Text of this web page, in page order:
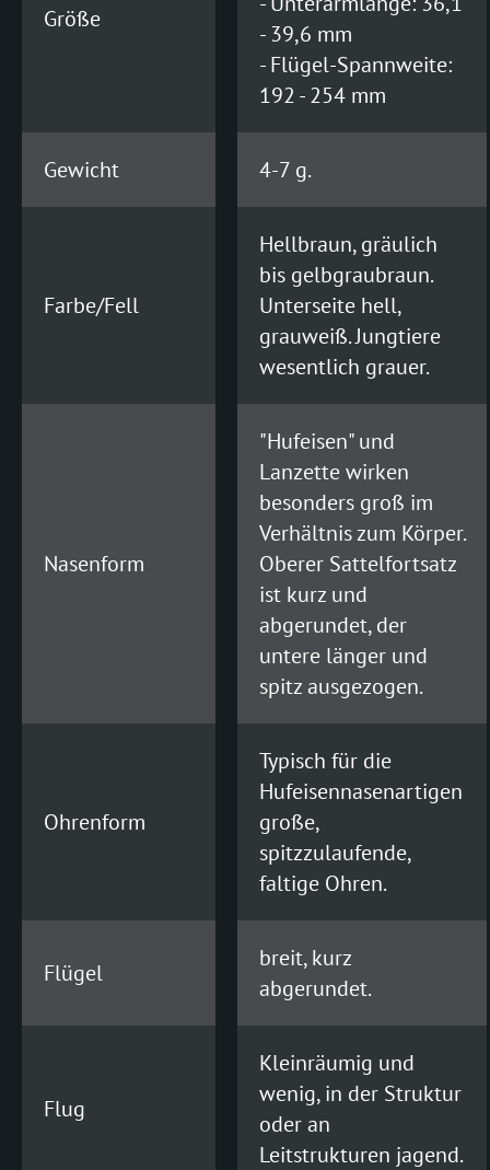
Größe
- 39,6 mm
- Flügel-Spannweite:
192 - 254 mm
Gewicht 4-7 g.
Farbe/Fell
Hellbraun, gräulich
bis gelbgraubraun.
Unterseite hell,
grauweiß. Jungtiere
wesentlich grauer.
Nasenform
"Hufeisen" und
Lanzette wirken
besonders groß im
Verhältnis zum Körper.
Oberer Sattelfortsatz
ist kurz und
abgerundet, der
untere länger und
spitz ausgezogen.
Ohrenform
Typisch für die
Hufeisennasenartigen
große,
spitzzulaufende,
faltige Ohren.
Flügel
breit, kurz
abgerundet.
Flug
Kleinräumig und
wenig, in der Struktur
oder an
Leitstrukturen jagend.